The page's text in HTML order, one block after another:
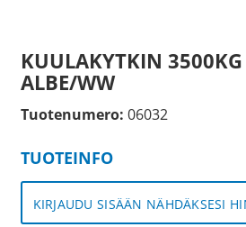
KUULAKYTKIN
ALBE/WW
Tuotenumero: 06032
TUOTEINFO
KIRJAUDU SISÄÄN NÄHDÄKSESI